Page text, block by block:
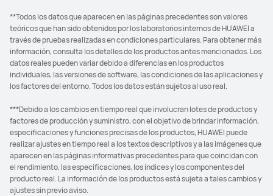
**Todos los datos que aparecen en las páginas precedentes son valores
teóricos que han sido obtenidos por los laboratorios internos de HUAWEI a
través de pruebas realizadas en condiciones particulares. Para obtener más
información, consulta los detalles de los productos antes mencionados. Los
datos reales pueden variar debido a diferencias en los productos
individuales, las versiones de software, las condiciones de las aplicaciones y
los factores del entorno. Todos los datos están sujetos al uso real.
***Debido a los cambios en tiempo real que involucran lotes de productos y
factores de producción y suministro, con el objetivo de brindar información,
especificaciones y funciones precisas de los productos, HUAWEI puede
realizar ajustes en tiempo real a los textos descriptivos y a las imágenes que
aparecen en las páginas informativas precedentes para que coincidan con
el rendimiento, las especificaciones, los índices y los componentes del
producto real. La información de los productos está sujeta a tales cambios y
ajustes sin previo aviso.